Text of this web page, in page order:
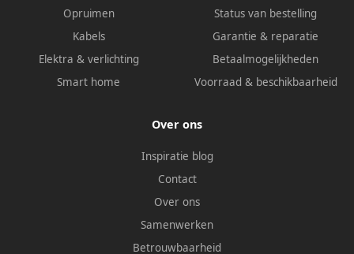
Opruimen
Kabels
Elektra & verlichting
Smart home
Status van bestelling
Garantie & reparatie
Betaalmogelijkheden
Voorraad & beschikbaarheid
Over ons
Inspiratie blog
Contact
Over ons
Samenwerken
Betrouwbaarheid